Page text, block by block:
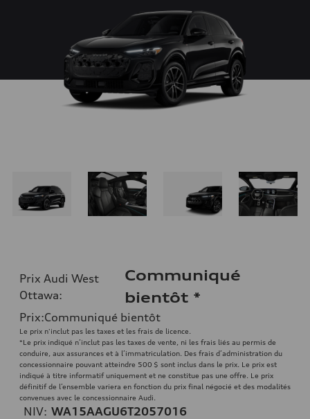
Prix Audi West
Ottawa:
Communiqué
bientôt *
Prix:Communiqué bientôt
Le prix n'inclut pas les taxes et les frais de licence.
*Le prix indiqué n’inclut pas les taxes de vente, ni les frais liés au permis de
conduire, aux assurances et à l’immatriculation. Des frais d’administration du
concessionnaire pouvant atteindre 500 $ sont inclus dans le prix. Le prix est
indiqué à titre informatif uniquement et ne constitue pas une offre. Le prix
définitif de l’ensemble variera en fonction du prix final négocié et des modalités
convenues avec le concessionnaire Audi.
NIV: WA15AAGU6T2057016